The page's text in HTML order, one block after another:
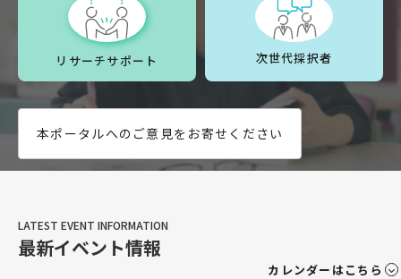
リサーチサポート 次世代採択者
本ポータルへのご意見をお寄せください
最新イベント情報
カレンダーはこちら